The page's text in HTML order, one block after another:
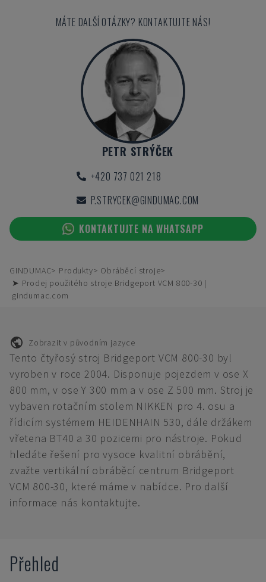
MÁTE DALŠÍ OTÁZKY? KONTAKTUJTE NÁS!
PETR STRÝČEK
+420 737 021 218
P.STRYCEK@GINDUMAC.COM
KONTAKTUJTE NA WHATSAPP
GINDUMAC Produkty
Obráběcí stroje
➤ Prodej použitého stroje Bridgeport VCM 800-30 |
gindumac.com
Zobrazit v původním jazyce
Tento čtyřosý stroj Bridgeport VCM 800-30 byl
vyroben v roce 2004. Disponuje pojezdem v ose X
800 mm, v ose Y 300 mm a v ose Z 500 mm. Stroj je
vybaven rotačním stolem NIKKEN pro 4. osu a
řídicím systémem HEIDENHAIN 530, dále držákem
vřetena BT40 a 30 pozicemi pro nástroje. Pokud
hledáte řešení pro vysoce kvalitní obrábění,
zvažte vertikální obráběcí centrum Bridgeport
VCM 800-30, které máme v nabídce. Pro další
informace nás kontaktujte.
Přehled